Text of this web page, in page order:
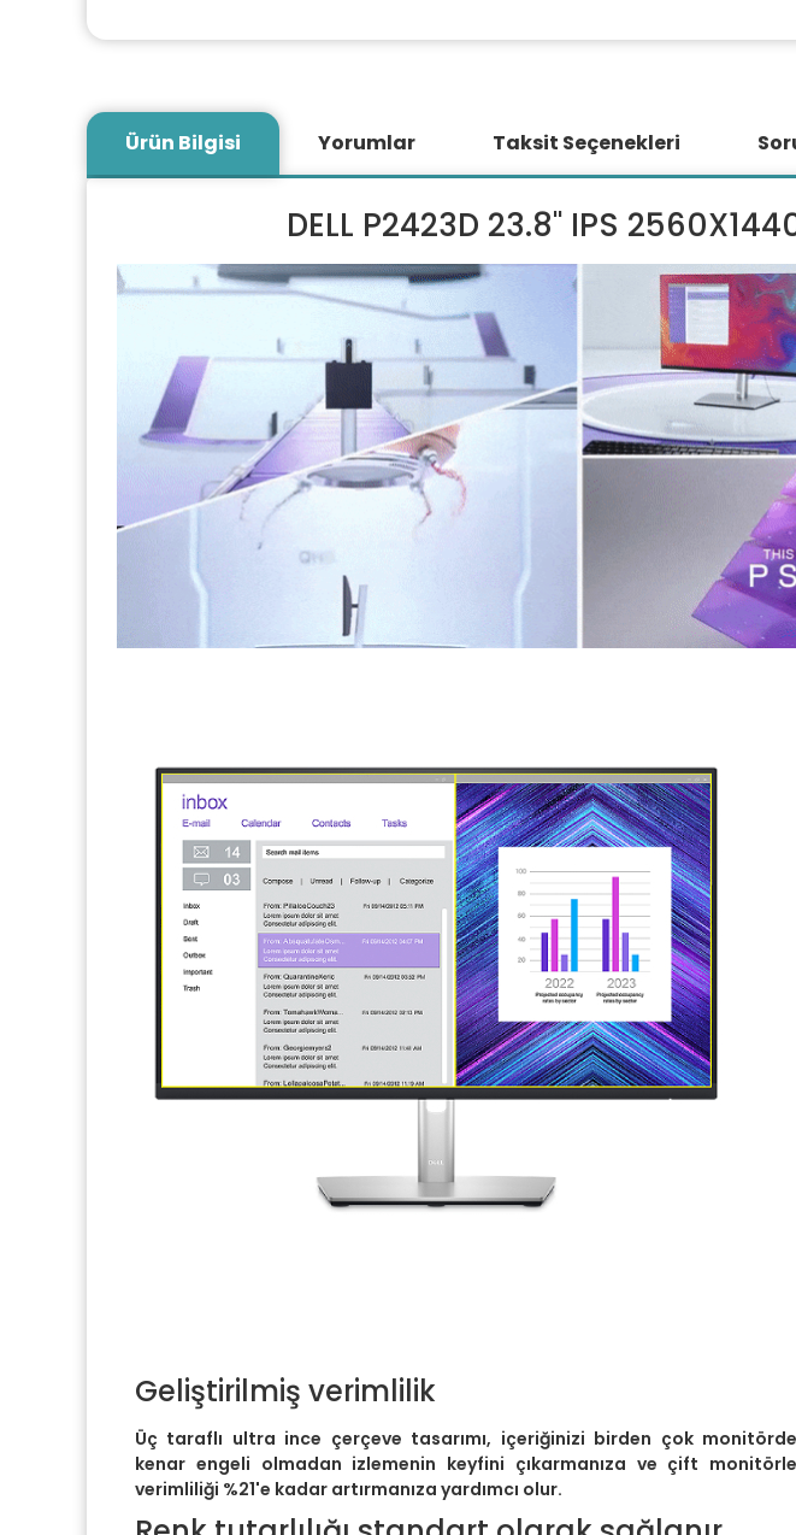
Ürün Bilgisi Yorumlar Taksit Seçenekleri
DELL P2423D 23.8" IPS
Geliştirilmiş verimlilik
Üç taraflı ultra ince çerçeve tasarımı, içeriğinizi birden çok monitörde
kenar engeli olmadan izlemenin keyfini çıkarmanıza ve çift monitörle
verimliliği %21'e kadar artırmanıza yardımcı olur.